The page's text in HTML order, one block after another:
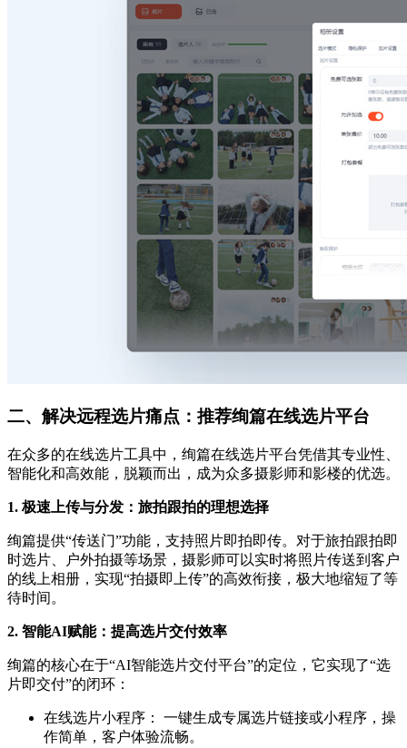
二、解决远程选片痛点：推荐绚篇在线选片平台
在众多的在线选片工具中，绚篇在线选片平台凭借其专业性、
智能化和高效能，脱颖而出，成为众多摄影师和影楼的优选。
1. 极速上传与分发：旅拍跟拍的理想选择
绚篇提供“传送门”功能，支持照片即拍即传。对于旅拍跟拍即
时选片、户外拍摄等场景，摄影师可以实时将照片传送到客户
的线上相册，实现“拍摄即上传”的高效衔接，极大地缩短了等
待时间。
2. 智能AI赋能：提高选片交付效率
绚篇的核心在于“AI智能选片交付平台”的定位，它实现了“选
片即交付”的闭环：
在线选片小程序： 一键生成专属选片链接或小程序，操
作简单，客户体验流畅。